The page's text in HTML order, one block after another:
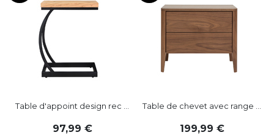
Table d'appoint design rec ...
97,99
Table de chevet avec range ...
199,99